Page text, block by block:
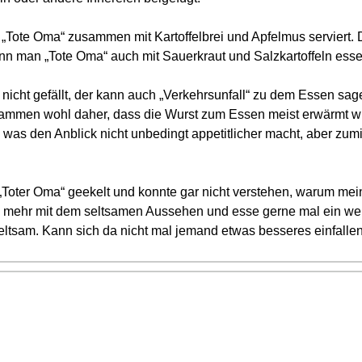
Oma‭“ ‬zusammen mit Kartoffelbrei und Apfelmus
man‭ „‬Tote Oma‭“ ‬auch mit Sauerkraut und Salzkartoffeln
gefällt,‭ ‬der kann auch‭ „‬Verkehrsunfall‭“ ‬zu dem Essen
wohl daher,‭ ‬dass die Wurst zum Essen meist erwärmt
den Anblick nicht unbedingt appetitlicher macht,‭ ‬aber
Oma‭“ ‬geekelt und konnte gar nicht verstehen,‭ ‬warum
mit dem seltsamen Aussehen und esse gerne mal ein
Kann sich da nicht mal jemand etwas besseres